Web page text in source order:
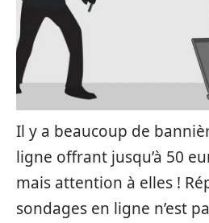
Il y a beaucoup de
ligne offrant jusqu’à 50
mais attention à elles !
sondages en ligne n’est